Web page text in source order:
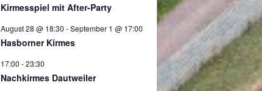
Kirmesspiel mit After-Party
August 28 @ 18:30 -September 1 @ 17:00
Hasborner Kirmes
17:00 -23:30
Nachkirmes Dautweiler